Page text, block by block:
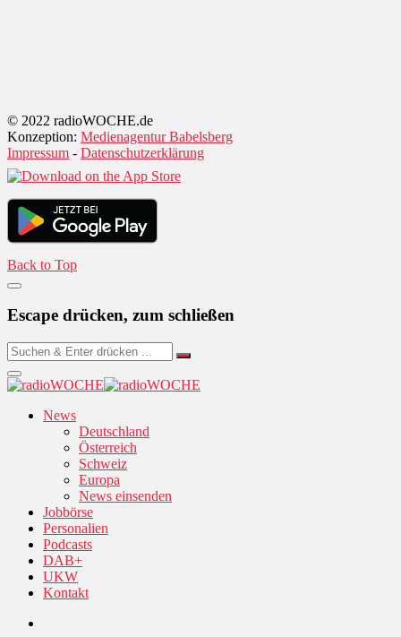
© 2022 radioWOCHE.de
Konzeption: Medienagentur Babelsberg
Impressum - Datenschutzerklärung
Back to Top
Escape drücken, zum schließen
News
Deutschland
Österreich
Schweiz
Europa
News einsenden
Jobbörse
Personalien
Podcasts
DAB+
UKW
Kontakt